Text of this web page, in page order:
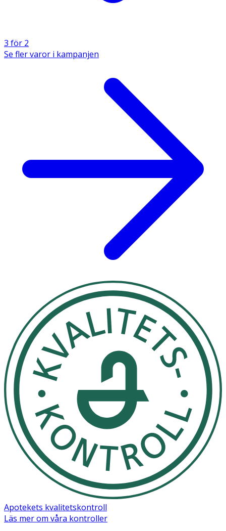
3 för 2
Se fler varor i kampanjen
Apotekets kvalitetskontroll
Läs mer om våra kontroller